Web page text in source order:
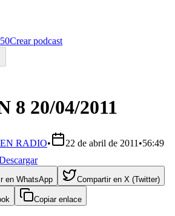
Crear podcast
8 20/04/2011
RADIO• 22 de abril de 2011 •56:49
en WhatsApp Compartir en X (Twitter)
Copiar enlace